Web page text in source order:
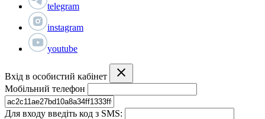
telegram
instagram
youtube
Вхід в особистий кабінет
Мобільний телефон
Для входу введіть код з SMS: